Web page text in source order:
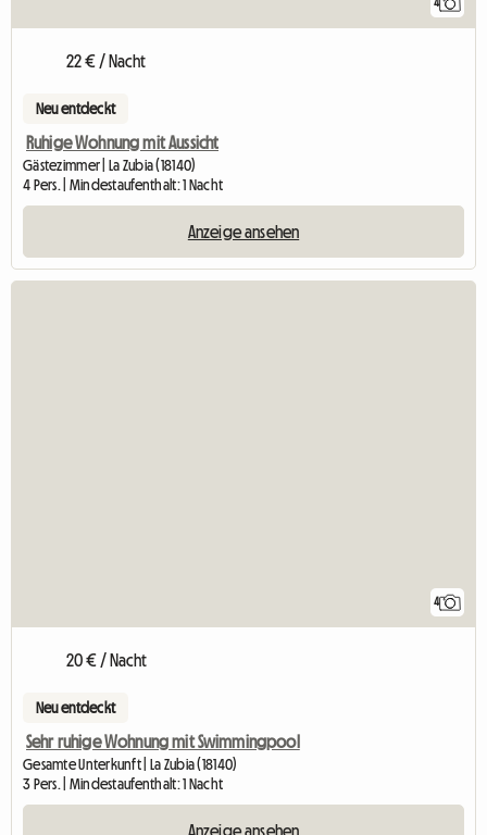
4
22 € / Nacht
Neu entdeckt
Ruhige Wohnung mit Aussicht
Gästezimmer | La Zubia (18140)
4 Pers. | Mindestaufenthalt: 1 Nacht
Anzeige ansehen
4
20 € / Nacht
Neu entdeckt
Sehr ruhige Wohnung mit Swimmingpool
Gesamte Unterkunft | La Zubia (18140)
3 Pers. | Mindestaufenthalt: 1 Nacht
Anzeige ansehen